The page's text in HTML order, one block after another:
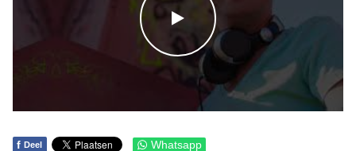
WATCH THE VIDEO
f Deel Whatsapp